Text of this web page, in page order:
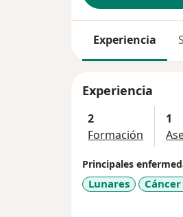
Experiencia
Experiencia
2
Formación
1
Principales
Lunares